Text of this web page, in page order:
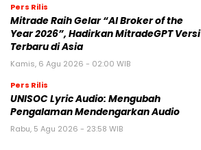
Pers Rilis
Mitrade Raih Gelar “AI Broker of the
Year 2026”, Hadirkan MitradeGPT Versi
Terbaru di Asia
Kamis, 6 Agu 2026 - 02:00 WIB
Pers Rilis
UNISOC Lyric Audio: Mengubah
Pengalaman Mendengarkan Audio
Rabu, 5 Agu 2026 - 23:58 WIB